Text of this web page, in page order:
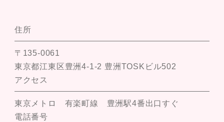
住所
〒135-0061
東京都江東区豊洲4-1-2 豊洲TOSKビル502
アクセス
東京メトロ 有楽町線 豊洲駅4番出口すぐ
電話番号